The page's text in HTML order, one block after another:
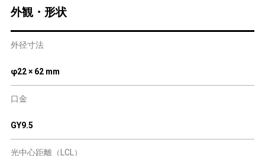
外観・形状
外径寸法
φ22 × 62 mm
口金
GY9.5
光中心距離（LCL）